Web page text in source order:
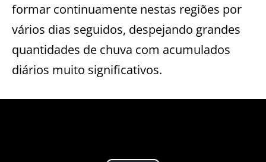
formar continuamente nestas regiões por
vários dias seguidos, despejando grandes
quantidades de chuva com acumulados
diários muito significativos.